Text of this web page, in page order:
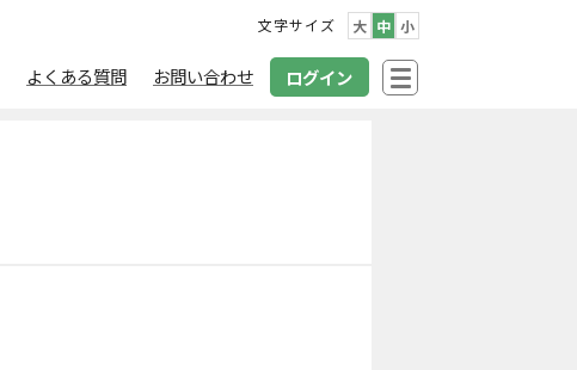
文字サイズ 大 中 小
よくある質問 お問い合わせ ログイン